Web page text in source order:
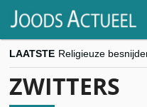
LAATSTE
ZWITTERS